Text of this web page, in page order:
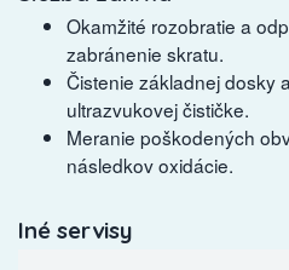
Okamžité rozobratie a
zabránenie skratu.
Čistenie základnej dosky
ultrazvukovej čističke.
Meranie poškodených
následkov oxidácie.
Iné servisy